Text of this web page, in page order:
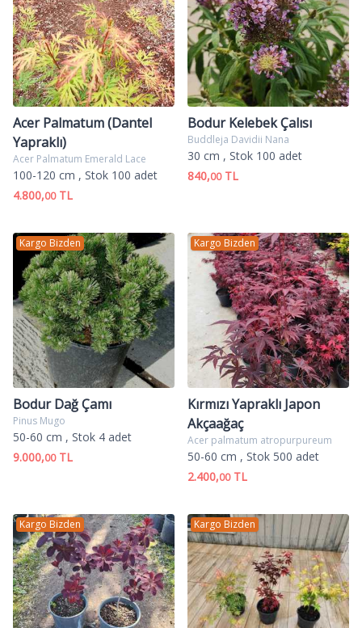
Acer Palmatum (Dantel
Yapraklı)
Acer Palmatum Emerald Lace
100-120 cm , Stok 100 adet
4.800,00TL
Bodur Kelebek Çalısı
Buddleja Davidii Nana
30 cm , Stok 100 adet
840,00TL
Kargo Bizden
Bodur Dağ Çamı
Pinus Mugo
50-60 cm , Stok 4 adet
9.000,00TL
Kargo Bizden
Kırmızı Yapraklı Japon
Akçaağaç
Acer palmatum atropurpureum
50-60 cm , Stok 500 adet
2.400,00TL
Kargo Bizden Kargo Bizden